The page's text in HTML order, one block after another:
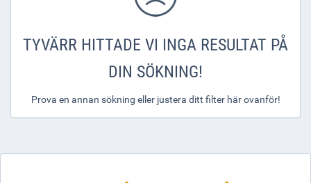
TYVÄRR HITTADE VI INGA RESULTAT PÅ
DIN SÖKNING!
Prova en annan sökning eller justera ditt filter här ovanför!